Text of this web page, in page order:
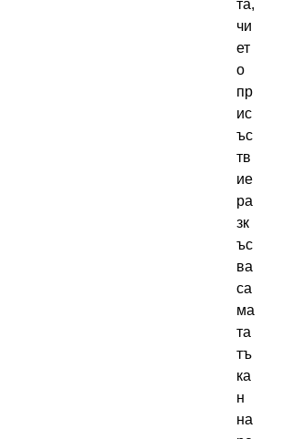
та,
чи
ет
о
пр
ис
ъс
тв
ие
ра
зк
ъс
ва
са
ма
та
тъ
ка
н
на